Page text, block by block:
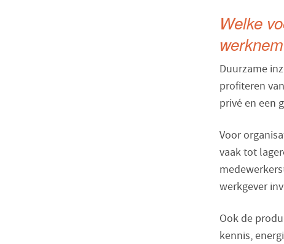
Welke
Duurzame
profiteren
privé en een
Voor
vaak tot
werkgever
Ook de
kennis,